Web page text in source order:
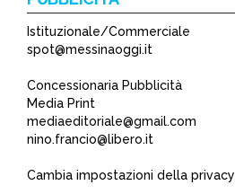
Istituzionale/Commerciale
spot@messinaoggi.it
Concessionaria Pubblicità
Media Print
mediaeditoriale@gmail.com
nino.francio@libero.it
Cambia impostazioni della privacy